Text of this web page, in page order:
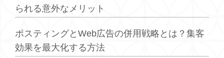
られる意外なメリット
ポスティングとWeb広告の併用戦略とは？集客
効果を最大化する方法